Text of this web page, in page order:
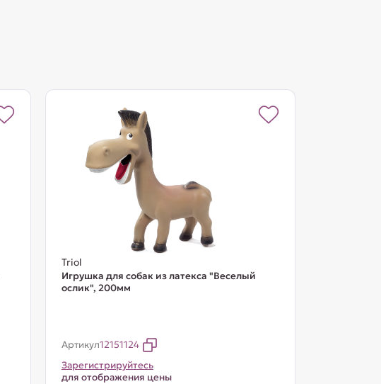
Triol
Игрушка для собак из латекса "Веселый
ослик", 200мм
Артикул12151124
Зарегистрируйтесь
для отображения цены